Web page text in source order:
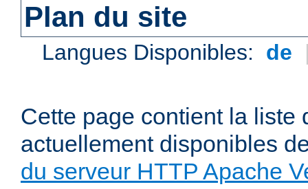
Plan du site
Langues Disponibles: de
Cette page contient la liste
actuellement disponibles
du serveur HTTP Apache